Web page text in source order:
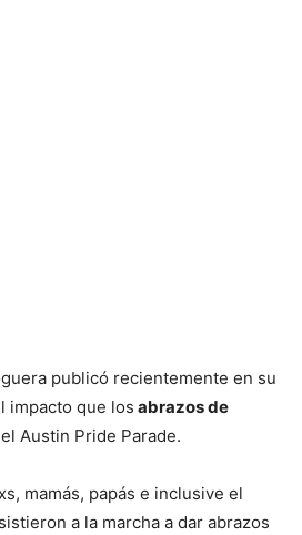
publicó recientemente en su
impacto que los abrazos de
Austin Pride Parade.
mamás, papás e inclusive el
a la marcha a dar abrazos